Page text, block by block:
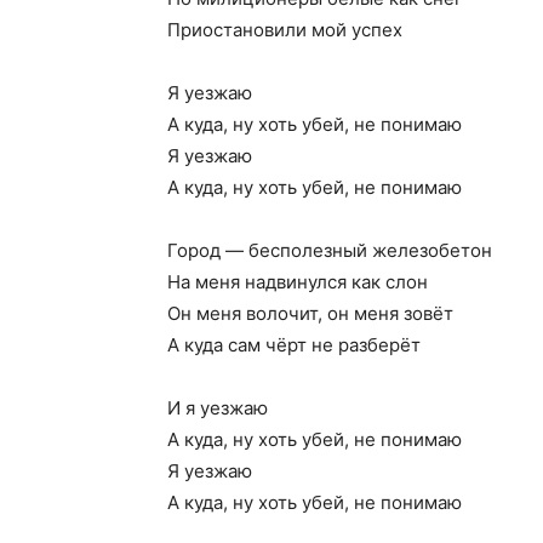
Приостановили мой успех
Я уезжаю
А куда, ну хоть убей, не понимаю
Я уезжаю
А куда, ну хоть убей, не понимаю
Город — бесполезный железобетон
На меня надвинулся как слон
Он меня волочит, он меня зовёт
А куда сам чёрт не разберёт
И я уезжаю
А куда, ну хоть убей, не понимаю
Я уезжаю
А куда, ну хоть убей, не понимаю